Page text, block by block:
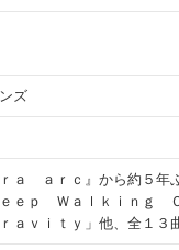
ズ
ｒａ ａｒｃ』から約５
ｅｅｐ Ｗａｌｋｉｎｇ
ａｖｉｔｙ」他、全１３